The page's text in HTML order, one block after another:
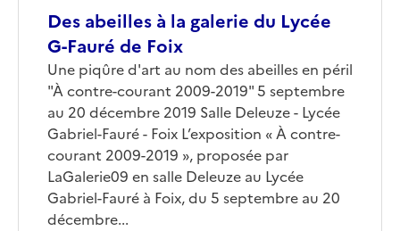
Des abeilles à la galerie du Lycée
G-Fauré de Foix
Une piqûre d'art au nom des abeilles en péril
"À contre-courant 2009-2019" 5 septembre
au 20 décembre 2019 Salle Deleuze - Lycée
Gabriel-Fauré - Foix L’exposition « À contre-
courant 2009-2019 », proposée par
LaGalerie09 en salle Deleuze au Lycée
Gabriel-Fauré à Foix, du 5 septembre au 20
décembre...